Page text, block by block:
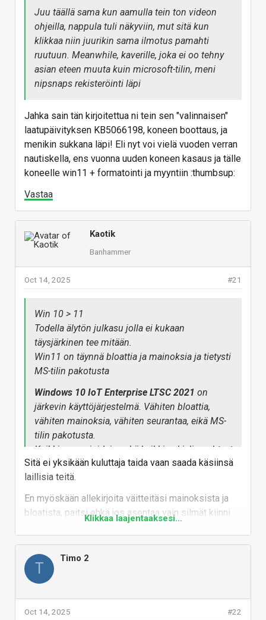
voi ladata kaikki oleelliset appit, jos tarvitsee sitä
natiivia photo vieweriä, gamebaria pelivideointiin
esimerkiksi. Paras vaihtoehto, jos yhtään vanhempi
rauta. Itsellä tämä myös pelikoneessa.
Vastaa
Juu täällä sama kun aamulla tein ton videon
ohjeilla, nappula tuli näkyviin, mut sitä kun
klikkaa niin juurikin sama ilmotus pamahti
ruutuun. Meanwhile, kaverille, joka ei oo tehny
asian eteen muuta kuin microsoft-tilin, meni
nipsnaps rekisteröinti läpi
Jahka sain tän kirjoitettua ni tein sen "valinnaisen"
laatupäivityksen KB5066198, koneen boottaus, ja
menikin sukkana läpi! Eli nyt voi vielä vuoden verran
nautiskella, ens vuonna uuden koneen kasaus ja tälle
koneelle win11 + formatointi ja myyntiin :thumbsup:
Vastaa
Kaotik
Banhammer
#21
Oct 14, 2025
Win 10 > 11
Todella älytön julkasu jolla ei kukaan
täysjärkinen tee mitään.
Win11 on täynnä bloattia ja mainoksia ja tietysti
MS-tilin pakotusta
Windows 10 IoT Enterprise LTSC 2021 on
järkevin käyttöjärjestelmä. Vähiten bloattia,
vähiten mainoksia, vähiten seurantaa, eikä MS-
tilin pakotusta.
Kaikkien versioidein sekä kaikkien kielin puhtaat
imaget löytyy massgrave:sta, josta löytyy myös
ilmainen aktivointi-skripta. Sekin jaetaan
kätetävästi Microsoftin itse omistamassa
palvelussa, eli Githubissa, avoimena ja
ilmaisena. (googleta "massgrave").
Win11 vahva skipppppppppppp
Ehkä win12 on sitten taas järkevä, ei voi tietää.
Mutta Win10 kannattaa käyttää 2032 saakka
ainakin. 2032 vuoteen saakka tulee
tietoturvapäivitykset tuohon mainitsemaani
editioon.
Sitä ei yksikään kuluttaja taida vaan saada käsiinsä
laillisia teitä.
En myöskään allekirjoita väitteitäsi mainoksista ja
bloatista, paitsi ehkä jos asentaa vain silmät kiinni
painaen yes yes jokaiseen valinnaiseen optioon.
Vastaa
Klikkaa laajentaaksesi...
T
Timo 2
#22
Oct 14, 2025